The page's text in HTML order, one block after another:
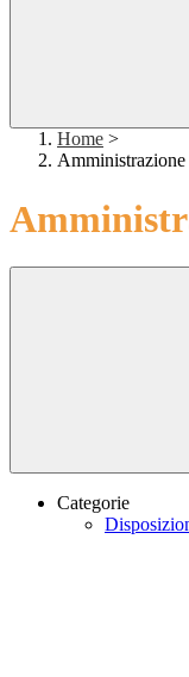
Home >
Amministrazione
Categorie